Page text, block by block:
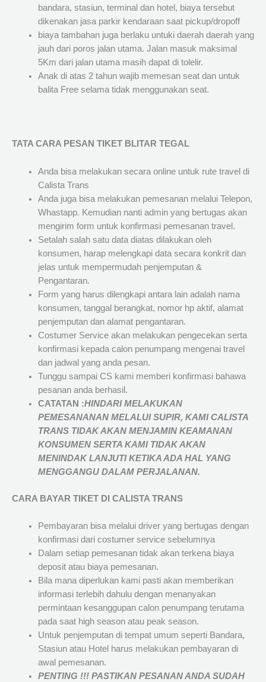
bandara, stasiun, terminal dan hotel, biaya tersebut
dikenakan jasa parkir kendaraan saat pickup/dropoff
biaya tambahan juga berlaku untuki daerah daerah yang
jauh dari poros jalan utama. Jalan masuk maksimal
5Km dari jalan utama masih dapat di tolelir.
Anak di atas 2 tahun wajib memesan seat dan untuk
balita Free selama tidak menggunakan seat.
TATA CARA PESAN TIKET BLITAR TEGAL
Anda bisa melakukan secara online untuk rute travel di
Calista Trans
Anda juga bisa melakukan pemesanan melalui Telepon,
Whastapp. Kemudian nanti admin yang bertugas akan
mengirim form untuk konfirmasi pemesanan travel.
Setalah salah satu data diatas dilakukan oleh
konsumen, harap melengkapi data secara konkrit dan
jelas untuk mempermudah penjemputan &
Pengantaran.
Form yang harus dilengkapi antara lain adalah nama
konsumen, tanggal berangkat, nomor hp aktif, alamat
penjemputan dan alamat pengantaran.
Costumer Service akan melakukan pengecekan serta
konfirmasi kepada calon penumpang mengenai travel
dan jadwal yang anda pesan.
Tunggu sampai CS kami memberi konfirmasi bahawa
pesanan anda berhasil.
CATATAN :HINDARI MELAKUKAN
PEMESANANAN MELALUI SUPIR, KAMICALISTA
TRANSTIDAK AKAN MENJAMINKEAMANAN
KONSUMEN SERTA KAMI TIDAK AKAN
MENINDAK LANJUTI KETIKA ADA HAL YANG
MENGGANGU DALAM PERJALANAN.
CARA BAYAR TIKET DI CALISTA TRANS
Pembayaran bisa melalui driver yang bertugas dengan
konfirmasi dari costumer service sebelumnya
Dalam setiap pemesanan tidak akan terkena biaya
deposit atau biaya pemesanan.
Bila mana diperlukan kami pasti akan memberikan
informasi terlebih dahulu dengan menanyakan
permintaan kesanggupan calon penumpang terutama
pada saat high season atau peak season.
Untuk penjemputan di tempat umum seperti Bandara,
Stasiun atau Hotel harus melakukan pembayaran di
awal pemesanan.
PENTING !!! PASTIKAN PESANAN ANDA SUDAH